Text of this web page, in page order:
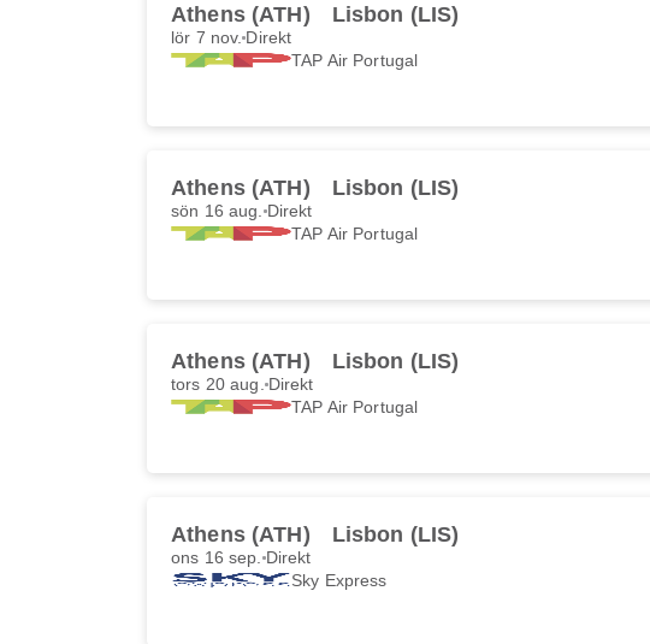
Athens (ATH) Lisbon (LIS)
lör 7 nov. Direkt
TAP Air Portugal
Athens (ATH) Lisbon (LIS)
sön 16 aug. Direkt
TAP Air Portugal
Athens (ATH) Lisbon (LIS)
tors 20 aug. Direkt
TAP Air Portugal
Athens (ATH) Lisbon (LIS)
ons 16 sep. Direkt
Sky Express